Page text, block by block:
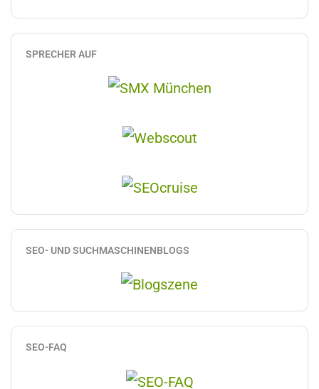
SPRECHER AUF
SEO- UND SUCHMASCHINENBLOGS
SEO-FAQ